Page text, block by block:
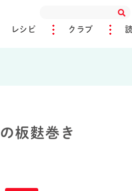
レシピ クラブ
板麩巻き